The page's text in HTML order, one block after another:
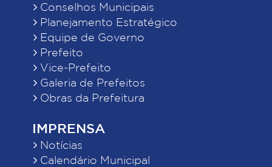
Conselhos Municipais
Planejamento Estratégico
Equipe de Governo
Prefeito
Vice-Prefeito
Galeria de Prefeitos
Obras da Prefeitura
IMPRENSA
Notícias
Calendário Municipal